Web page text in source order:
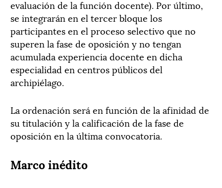
evaluación de la función docente). Por último,
se integrarán en el tercer bloque los
participantes en el proceso selectivo que no
superen la fase de oposición y no tengan
acumulada experiencia docente en dicha
especialidad en centros públicos del
archipiélago.
La ordenación será en función de la afinidad de
su titulación y la calificación de la fase de
oposición en la última convocatoria.
Marco inédito